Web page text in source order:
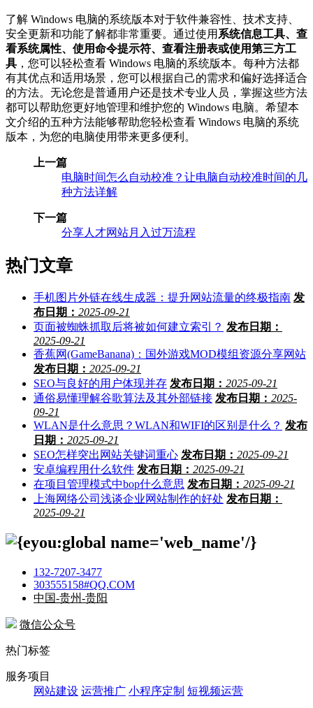
了解 Windows 电脑的系统版本对于软件兼容性、技术支持、
安全更新和功能了解都非常重要。通过使用 系统信息工具、查
看系统属性、使用命令提示符、查看注册表或使用第三方工
具 ，您可以轻松查看 Windows 电脑的系统版本。每种方法都
有其优点和适用场景，您可以根据自己的需求和偏好选择适合
的方法。无论您是普通用户还是技术专业人员，掌握这些方法
都可以帮助您更好地管理和维护您的 Windows 电脑。希望本
文介绍的五种方法能够帮助您轻松查看 Windows 电脑的系统
版本，为您的电脑使用带来更多便利。
上一篇
电脑时间怎么自动校准？让电脑自动校准时间的几
种方法详解
下一篇
分享人才网站月入过万流程
热门文章
手机图片外链在线生成器：提升网站流量的终极指南 发
布日期： 2025-09-21
页面被蜘蛛抓取后将被如何建立索引？ 发布日期：
2025-09-21
香蕉网(GameBanana)：国外游戏MOD模组资源分享网站
发布日期： 2025-09-21
SEO与良好的用户体现并存 发布日期： 2025-09-21
通俗易懂理解谷歌算法及其外部链接 发布日期： 2025-
09-21
WLAN是什么意思？WLAN和WIFI的区别是什么？ 发布
日期： 2025-09-21
SEO怎样突出网站关键词重心 发布日期： 2025-09-21
安卓编程用什么软件 发布日期： 2025-09-21
在项目管理模式中bop什么意思 发布日期： 2025-09-21
上海网络公司浅谈企业网站制作的好处 发布日期：
2025-09-21
132-7207-3477
303555158#QQ.COM
中国-贵州-贵阳
微信公众号
热门标签
服务项目
网站建设 运营推广 小程序定制 短视频运营